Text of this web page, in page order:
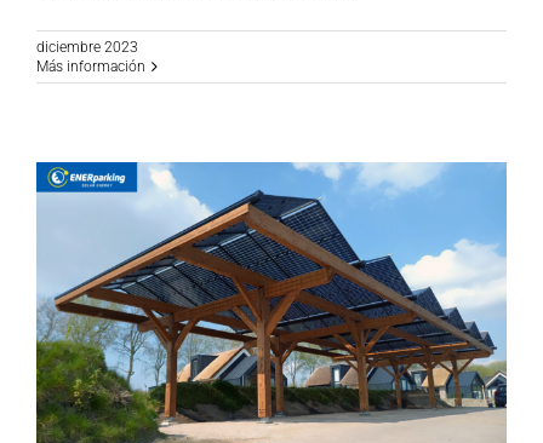
Caso de éxito: Parking Solar en el barrio de la
diciembre 2023
Más información